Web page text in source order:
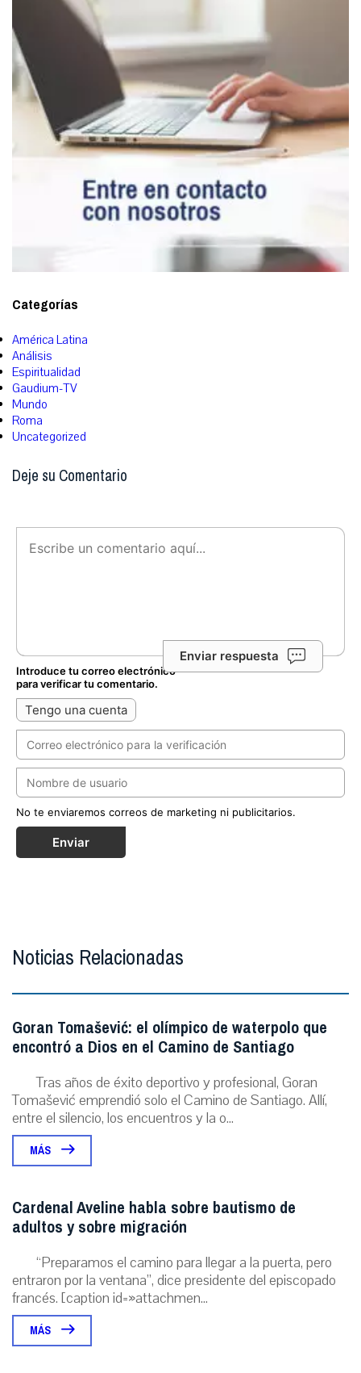
Categorías
América Latina
Análisis
Espiritualidad
Gaudium-TV
Mundo
Roma
Uncategorized
Deje su Comentario
Enviar respuesta
Introduce tu correo electrónico
para verificar tu comentario.
Tengo una cuenta
No te enviaremos correos de marketing ni publicitarios.
Enviar
Noticias Relacionadas
Goran Tomašević: el olímpico de waterpolo que
encontró a Dios en el Camino de Santiago
Tras años de éxito deportivo y profesional, Goran
Tomašević emprendió solo el Camino de Santiago. Allí,
entre el silencio, los encuentros y la o...
MÁS
Cardenal Aveline habla sobre bautismo de
adultos y sobre migración
“Preparamos el camino para llegar a la puerta, pero
entraron por la ventana”, dice presidente del episcopado
francés. [caption id=»attachmen...
MÁS